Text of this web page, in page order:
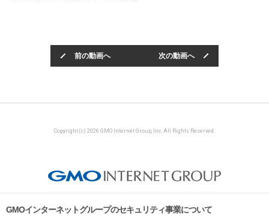
前の動画へ 次の動画へ
Copyright (c) 2026 GMO Internet Group, Inc. All Rights Reserved.
GMOインターネットグループのセキュリティ事業について